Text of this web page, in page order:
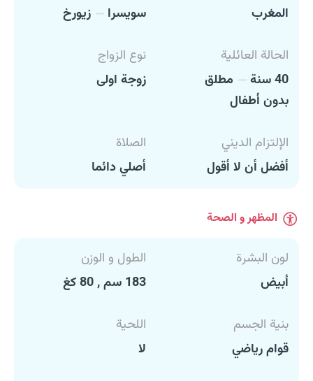
المغرب
سويسرا
زيورخ
الحالة العائلية
40 سنة
مطلق
بدون أطفال
نوع الزواج
زوجة اولى
الإلتزام الديني
أفضل أن لا أقول
الصلاة
أصلي دائما
المظهر و الصحة
لون البشرة
أبيض
الطول و الوزن
183 سم , 80 كغ
بنية الجسم
قوام رياضي
اللحية
لا